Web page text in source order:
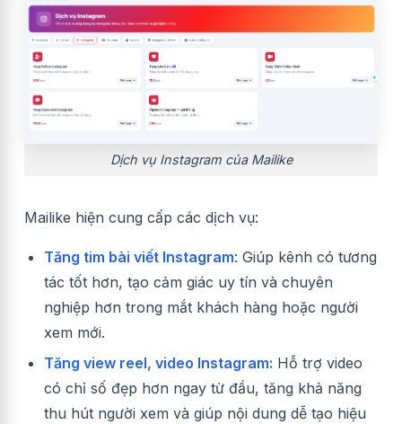
Dịch vụ Instagram của Mailike
Mailike hiện cung cấp các dịch vụ:
Tăng tim bài viết Instagram: Giúp kênh có tương
tác tốt hơn, tạo cảm giác uy tín và chuyên
nghiệp hơn trong mắt khách hàng hoặc người
xem mới.
Tăng view reel, video Instagram: Hỗ trợ video
có chỉ số đẹp hơn ngay từ đầu, tăng khả năng
thu hút người xem và giúp nội dung dễ tạo hiệu